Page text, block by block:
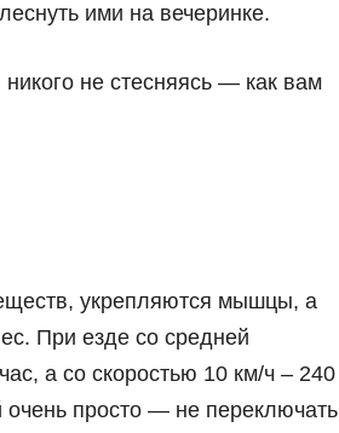
ими на вечеринке.
не стесняясь — как вам
укрепляются мышцы, а
При езде со средней
а со скоростью 10 км/ч – 240
очень просто — не переключать